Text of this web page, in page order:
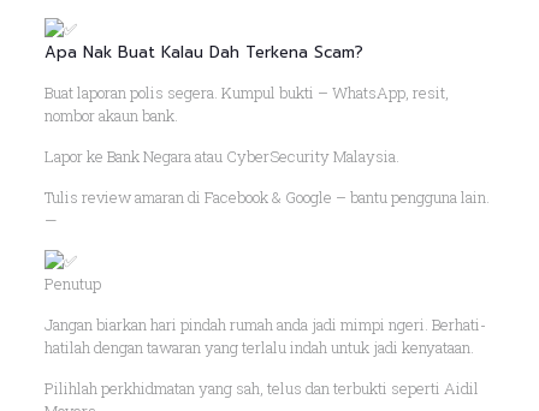
Apa Nak Buat Kalau Dah Terkena Scam?
Buat laporan polis segera. Kumpul bukti – WhatsApp, resit,
nombor akaun bank.
Lapor ke Bank Negara atau CyberSecurity Malaysia.
Tulis review amaran di Facebook & Google – bantu pengguna lain.
—
Penutup
Jangan biarkan hari pindah rumah anda jadi mimpi ngeri. Berhati-
hatilah dengan tawaran yang terlalu indah untuk jadi kenyataan.
Pilihlah perkhidmatan yang sah, telus dan terbukti seperti Aidil